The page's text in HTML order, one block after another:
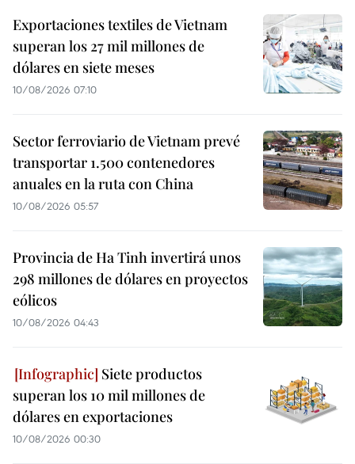
Exportaciones textiles de Vietnam
superan los 27 mil millones de
dólares en siete meses
10/08/2026 07:10
Sector ferroviario de Vietnam prevé
transportar 1.500 contenedores
anuales en la ruta con China
10/08/2026 05:57
Provincia de Ha Tinh invertirá unos
298 millones de dólares en proyectos
eólicos
10/08/2026 04:43
Siete productos
superan los 10 mil millones de
dólares en exportaciones
10/08/2026 00:30